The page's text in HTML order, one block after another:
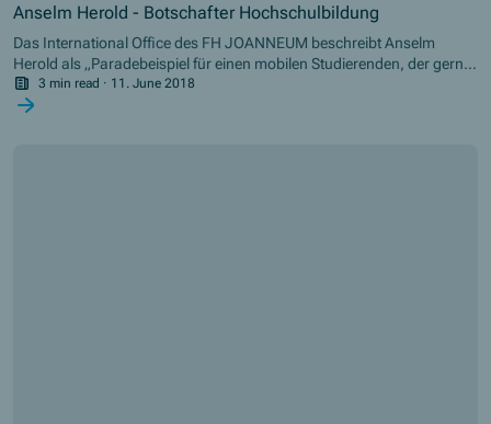
Anselm Herold - Botschafter Hochschulbildung
Das International Office des FH JOANNEUM beschreibt Anselm
Herold als „Paradebeispiel für einen mobilen Studierenden, der gerne
neue Pfade geht und dankbar für jegliche Erfahrungen ist, die er auf
diesem Weg machen darf“.
3 min read · 11. June 2018